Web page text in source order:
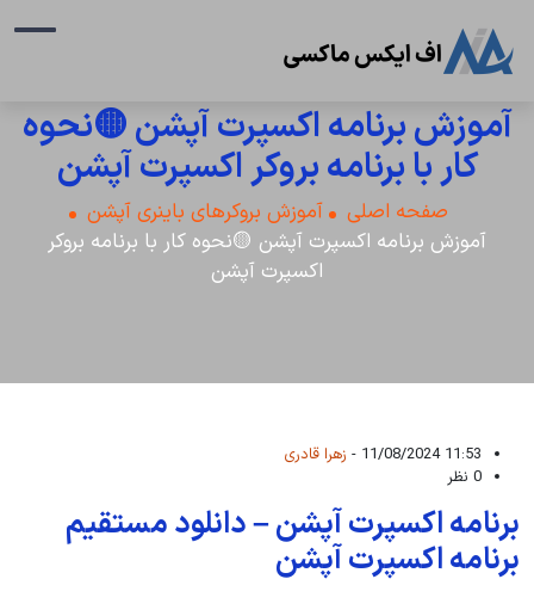
آموزش برنامه اکسپرت آپشن 🟡نحوه
کار با برنامه بروکر اکسپرت آپشن
صفحه اصلی
آموزش بروکرهای باینری آپشن
آموزش برنامه اکسپرت آپشن 🟡نحوه کار با برنامه بروکر
اکسپرت آپشن
11:53 11/08/2024 -
زهرا قادری
0 نظر
برنامه اکسپرت آپشن – دانلود مستقیم
برنامه اکسپرت آپشن